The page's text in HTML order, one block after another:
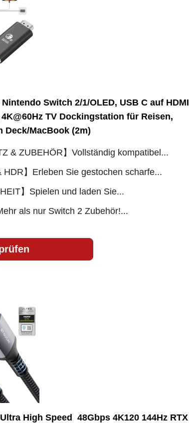
Switch 2/1/OLED, USB C auf HDMI
TV Dockingstation für Reisen,
Deck/MacBook (2m)
& ZUBEHÖR】Vollständig kompatibel...
HDR】Erleben Sie gestochen scharfe...
】Spielen und laden Sie...
als nur Switch 2 Zubehör!...
High Speed ​​ 48Gbps 4K120 144Hz RTX